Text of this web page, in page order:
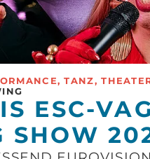
TANZ,
ESC-
SHOW